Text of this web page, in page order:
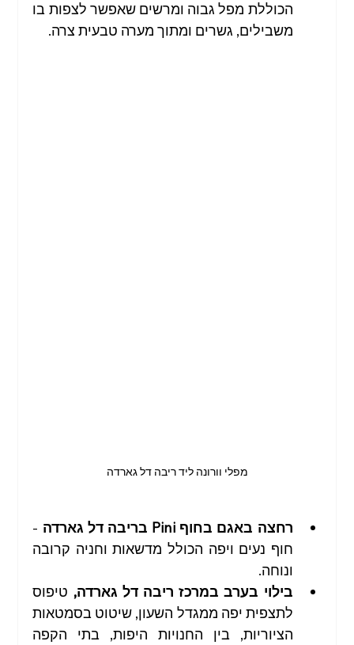
משבילים, גשרים ומתוך מערה טבעית צרה.
מפלי וורונה ליד ריבה דל גארדה
רחצה באגם בחוף Pini בריבה דל גארדה
ונוחה.
בילוי בערב במרכז ריבה דל גארדה,
טיפוס
לתצפית יפה ממגדל השעון, שיטוט בסמטאות